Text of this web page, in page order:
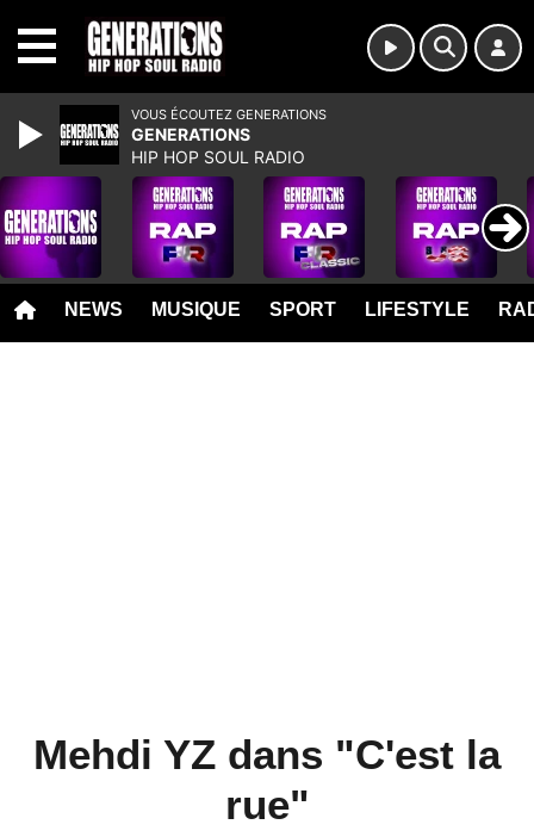
NEWS MUSIQUE SPORT LIFESTYLE
Mehdi YZ dans "C'est la
rue"
VOUS ÉCOUTEZ GENERATIONS
GENERATIONS
HIP HOP SOUL RADIO